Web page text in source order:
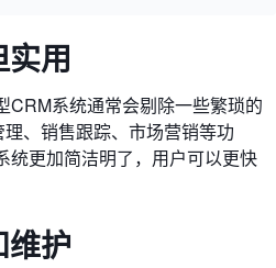
用
CRM系统通常会剔除一些繁琐的
、销售跟踪、市场营销等功
统更加简洁明了，用户可以更快
护